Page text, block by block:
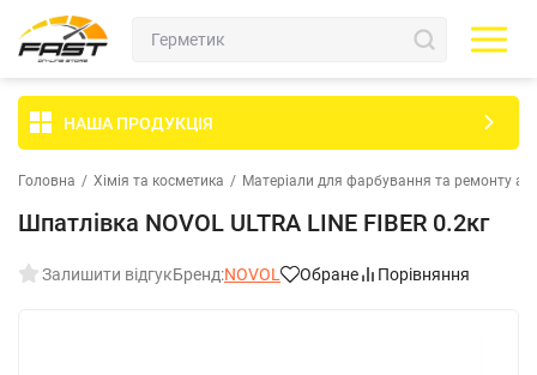
НАША ПРОДУКЦІЯ
Головна / Хімія та косметика / Матеріали для фарбування та ремонту
Шпатлівка NOVOL ULTRA LINE FIBER 0.2кг
Залишити відгукБренд:NOVOL Обране Порівняння